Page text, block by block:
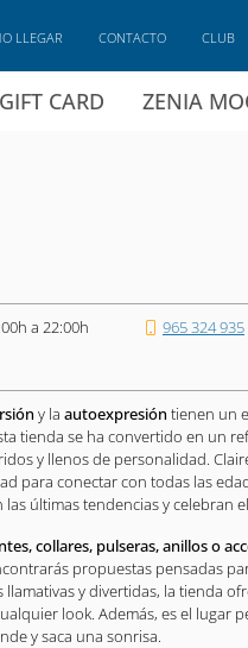
GIFT CARD ZENIA
LLEGAR CONTACTO CLUB
a 22:00h
965 324 935
y la autoexpresión tienen un
tienda se ha convertido en un
y llenos de personalidad.
para conectar con todas las
las últimas tendencias y celebran
collares, pulseras, anillos o
propuestas pensadas
llamativas y divertidas, la tienda
look. Además, es el lugar
y saca una sonrisa.